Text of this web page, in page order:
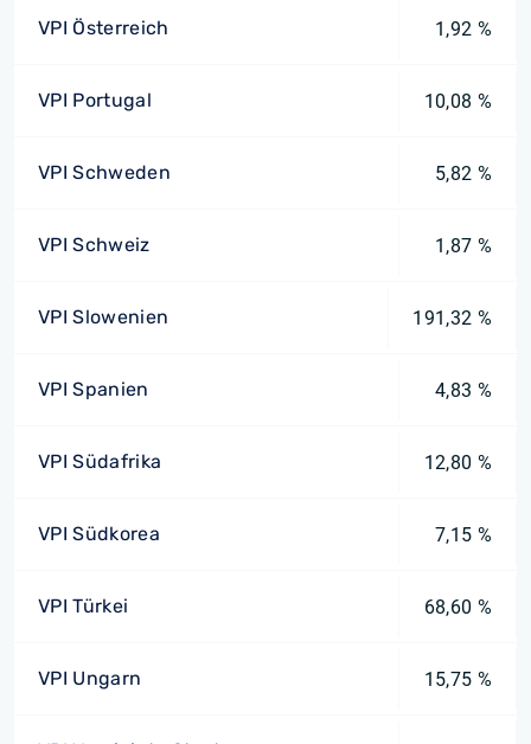
VPI Österreich 1,92 %
VPI Portugal 10,08 %
VPI Schweden 5,82 %
VPI Schweiz 1,87 %
VPI Slowenien 191,32 %
VPI Spanien 4,83 %
VPI Südafrika 12,80 %
VPI Südkorea 7,15 %
VPI Türkei 68,60 %
VPI Ungarn 15,75 %